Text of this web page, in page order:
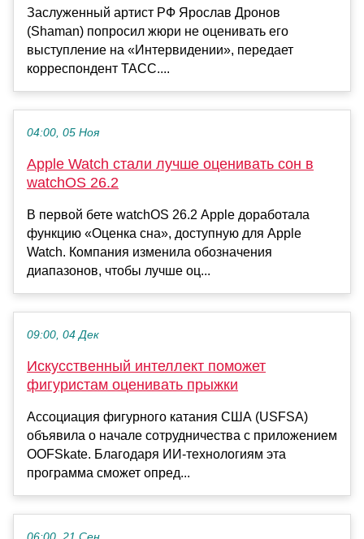
Заслуженный артист РФ Ярослав Дронов
(Shaman) попросил жюри не оценивать его
выступление на «Интервидении», передает
корреспондент ТАСС....
04:00, 05 Ноя
Apple Watch стали лучше оценивать сон в
watchOS 26.2
В первой бете watchOS 26.2 Apple доработала
функцию «Оценка сна», доступную для Apple
Watch. Компания изменила обозначения
диапазонов, чтобы лучше оц...
09:00, 04 Дек
Искусственный интеллект поможет
фигуристам оценивать прыжки
Ассоциация фигурного катания США (USFSA)
объявила о начале сотрудничества с приложением
OOFSkate. Благодаря ИИ-технологиям эта
программа сможет опред...